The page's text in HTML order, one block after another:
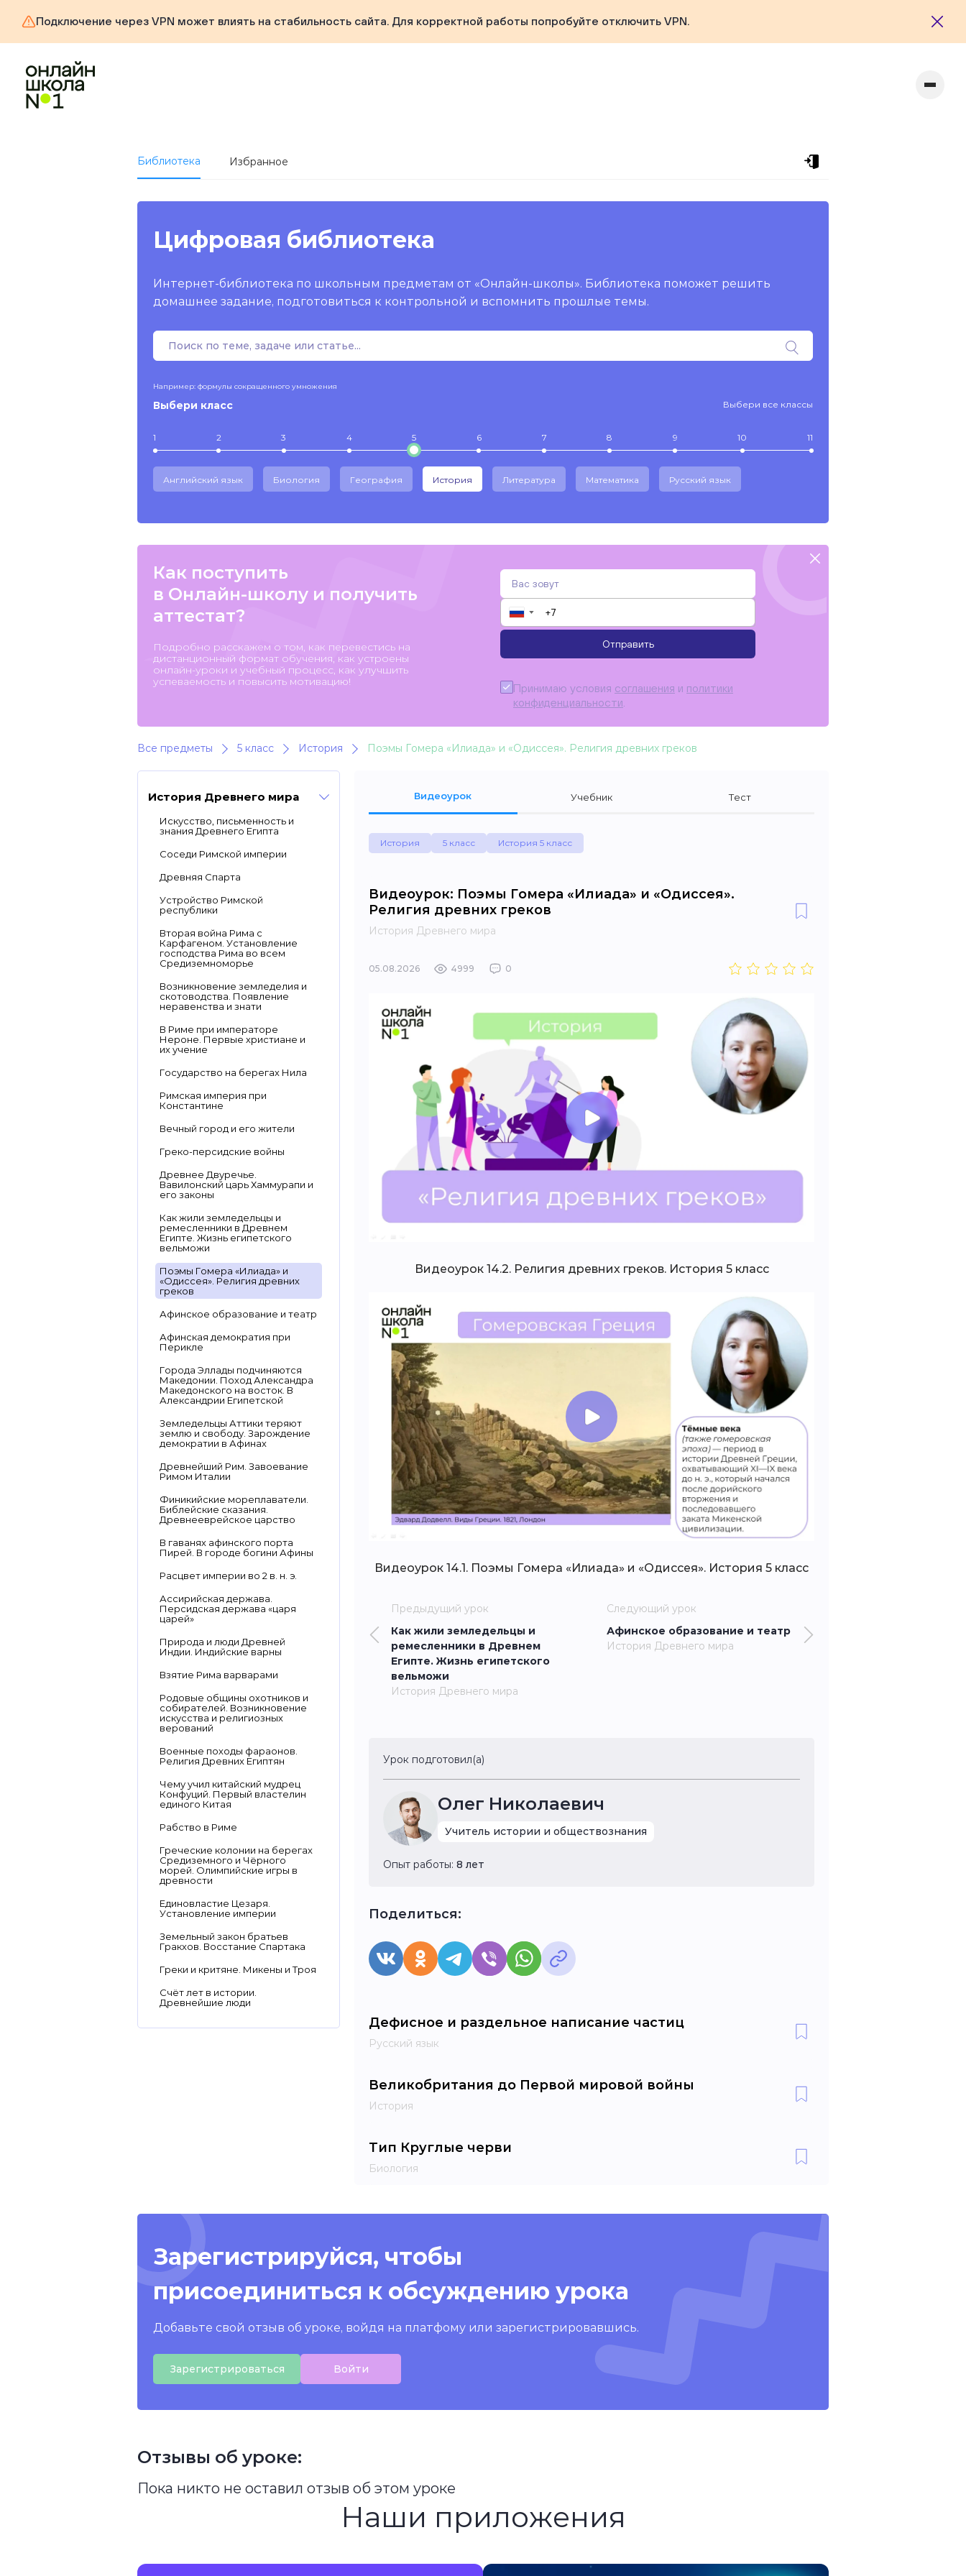
Подключение через VPN может влиять на стабильность сайта. Для корректной работы попробуйте отключить VPN.
Библиотека Избранное
Цифровая библиотека
Интернет-библиотека по школьным предметам от «Онлайн-школы». Библиотека поможет решить
домашнее задание, подготовиться к контрольной и вспомнить прошлые темы.
Например: формулы сокращенного умножения
Выбери класс Выбери все классы
1 2 3 4 5 6 7 8 9 10 11
Английский язык Биология География История Литература Математика Русский язык
Как поступить
в Онлайн-школу и получить
аттестат?
Подробно расскажем о том, как перевестись на
дистанционный формат обучения, как устроены
онлайн-уроки и учебный процесс, как улучшить
успеваемость и повысить мотивацию!
▼
Отправить
Принимаю условия соглашения и политики
конфиденциальности
Все предметы 5 класс История Поэмы Гомера «Илиада» и «Одиссея». Религия древних греков
История Древнего мира
Искусство, письменность и
знания Древнего Египта
Соседи Римской империи
Древняя Спарта
Устройство Римской
республики
Вторая война Рима с
Карфагеном. Установление
господства Рима во всем
Средиземноморье
Возникновение земледелия и
скотоводства. Появление
неравенства и знати
В Риме при императоре
Нероне. Первые христиане и
их учение
Государство на берегах Нила
Римская империя при
Константине
Вечный город и его жители
Греко-персидские войны
Древнее Двуречье.
Вавилонский царь Хаммурапи и
его законы
Как жили земледельцы и
ремесленники в Древнем
Египте. Жизнь египетского
вельможи
Поэмы Гомера «Илиада» и
«Одиссея». Религия древних
греков
Афинское образование и театр
Афинская демократия при
Перикле
Города Эллады подчиняются
Македонии. Поход Александра
Македонского на восток. В
Александрии Египетской
Земледельцы Аттики теряют
землю и свободу. Зарождение
демократии в Афинах
Древнейший Рим. Завоевание
Римом Италии
Финикийские мореплаватели.
Библейские сказания.
Древнееврейское царство
В гаванях афинского порта
Пирей. В городе богини Афины
Расцвет империи во 2 в. н. э.
Ассирийская держава.
Персидская держава «царя
царей»
Природа и люди Древней
Индии. Индийские варны
Взятие Рима варварами
Родовые общины охотников и
собирателей. Возникновение
искусства и религиозных
верований
Военные походы фараонов.
Религия Древних Египтян
Чему учил китайский мудрец
Конфуций. Первый властелин
единого Китая
Рабство в Риме
Греческие колонии на берегах
Средиземного и Чёрного
морей. Олимпийские игры в
древности
Единовластие Цезаря.
Установление империи
Земельный закон братьев
Гракхов. Восстание Спартака
Греки и критяне. Микены и Троя
Счёт лет в истории.
Древнейшие люди
Видеоурок Учебник Тест
История 5 класс История 5 класс
Видеоурок: Поэмы Гомера «Илиада» и «Одиссея».
Религия древних греков
История Древнего мира
05.08.2026 4999 0
Видеоурок 14.2. Религия древних греков. История 5 класс
Видеоурок 14.1. Поэмы Гомера «Илиада» и «Одиссея». История 5 класс
Предыдущий урок
Как жили земледельцы и
ремесленники в Древнем
Египте. Жизнь египетского
вельможи
История Древнего мира
Следующий урок
Афинское образование и театр
История Древнего мира
Урок подготовил(а)
Олег Николаевич
Учитель истории и обществознания
Опыт работы: 8 лет
Поделиться:
Дефисное и раздельное написание частиц
Русский язык
Великобритания до Первой мировой войны
История
Тип Круглые черви
Биология
Зарегистрируйся, чтобы
присоединиться к обсуждению урока
Добавьте свой отзыв об уроке, войдя на платфому или зарегистрировавшись.
Зарегистрироваться Войти
Отзывы об уроке:
Пока никто не оставил отзыв об этом уроке
Наши приложения